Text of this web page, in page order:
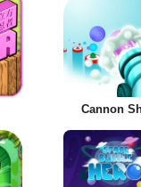
Cannon